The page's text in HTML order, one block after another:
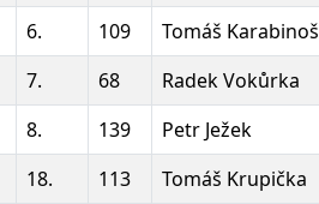
6. 109 Tomáš Karabinoš
7. 68 Radek Vokůrka
8. 139 Petr Ježek
18. 113 Tomáš Krupička